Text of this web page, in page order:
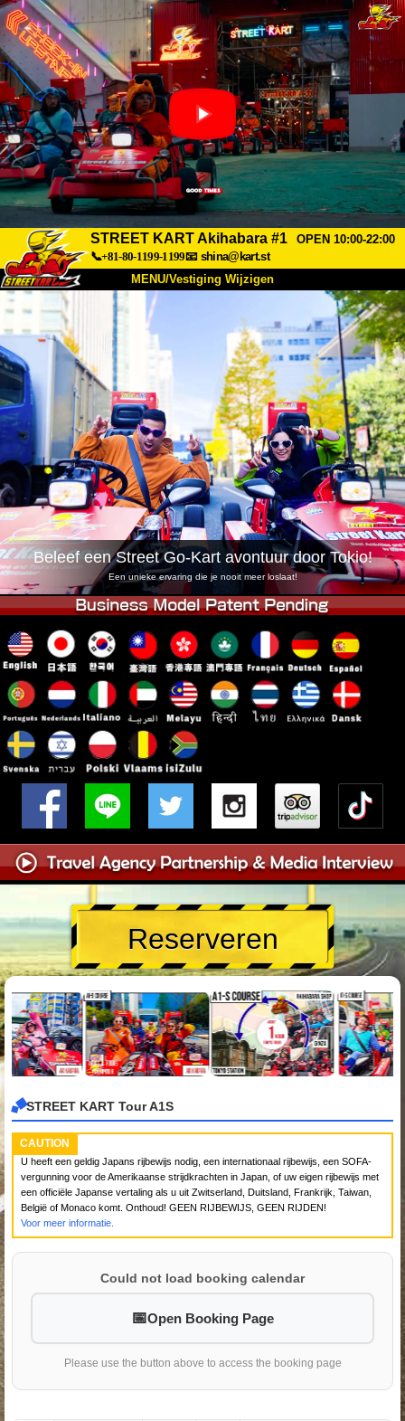
STREET KART Akihabara #1
OPEN 10:00-22:00
📞+81-80-1199-1199📧 shina@kart.st
MENU/Vestiging Wijzigen
Over Ons Specificaties Prijs
Bereikbaarheid Reviews Veelgestelde Vragen
Bedrijf Reserveren
Vestiging Wijzigen
Tokio Shinagawa Tokio Akihabara#1
Tokio Akihabara#2 Tokio Shibuya
Tokio Shibuya Annex Tokio Baai
Tokio Asakusa Osaka
Okinawa
Beleef een Street Go-Kart avontuur door Tokio!
Een unieke ervaring die je nooit meer loslaat!
Reserveren
STREET KART Tour A1S
CAUTION
U heeft een geldig Japans rijbewijs nodig, een internationaal rijbewijs, een SOFA-
vergunning voor de Amerikaanse strijdkrachten in Japan, of uw eigen rijbewijs met
een officiële Japanse vertaling als u uit Zwitserland, Duitsland, Frankrijk, Taiwan,
België of Monaco komt. Onthoud! GEEN RIJBEWIJS, GEEN RIJDEN!
Voor meer informatie.
Could not load booking calendar
Open Booking Page
Please use the button above to access the booking page